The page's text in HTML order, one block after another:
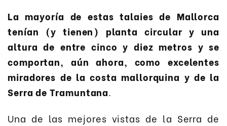
La mayoría de estas talaies de Mallorca
tenían (y tienen) planta circular y una
altura de entre cinco y diez metros y se
comportan, aún ahora, como excelentes
miradores de la costa mallorquina y de la
Serra de Tramuntana.
Una de las mejores vistas de la Serra de